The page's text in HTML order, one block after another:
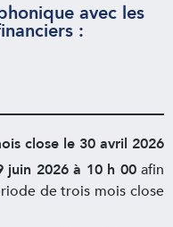
avec les
:
close le 30 avril 2026
juin 2026 à 10 h 00 afin
de trois mois close